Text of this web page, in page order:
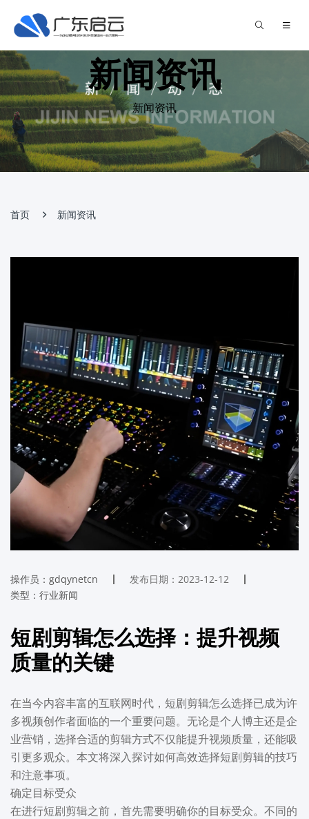
新闻资讯
新闻资讯
首页 新闻资讯
操作员：gdqynetcn
发布日期：2023-12-12
类型：行业新闻
短剧剪辑怎么选择：提升视频
质量的关键
在当今内容丰富的互联网时代，短剧剪辑怎么选择已成为许
多视频创作者面临的一个重要问题。无论是个人博主还是企
业营销，选择合适的剪辑方式不仅能提升视频质量，还能吸
引更多观众。本文将深入探讨如何高效选择短剧剪辑的技巧
和注意事项。
确定目标受众
在进行短剧剪辑之前，首先需要明确你的目标受众。不同的